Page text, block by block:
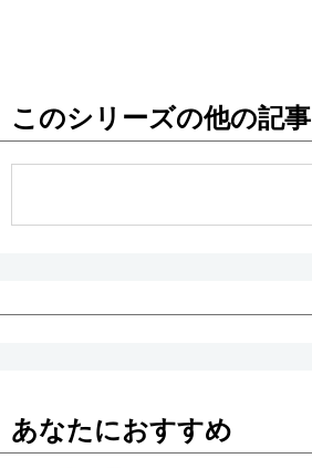
お知らせ
このシリーズの他の記事
あなたにおすすめ